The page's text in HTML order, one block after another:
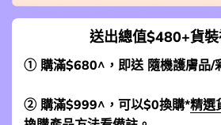
送出總值$480+貨裝
① 購滿$680^，即送 隨機護膚品/
② 購滿$999^，可以$0換購*精選